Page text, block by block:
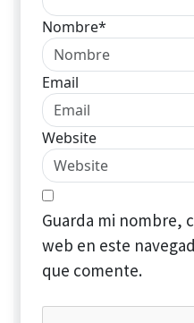
Nombre*
Email
Website
Guarda mi nombre,
web en este
que comente.